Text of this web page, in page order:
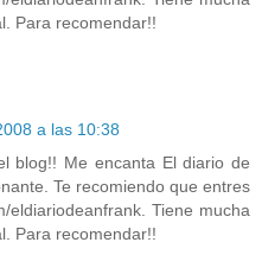
Para recomendar!!
a las 10:38
blog!! Me encanta El diario de
Te recomiendo que entres
eldiariodeanfrank. Tiene mucha
Para recomendar!!